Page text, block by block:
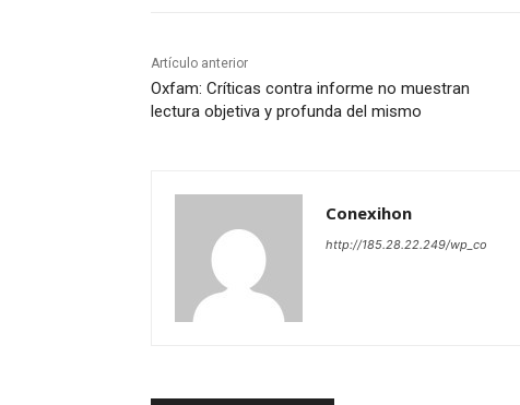
Artículo anterior
Oxfam: Críticas contra informe no muestran
lectura objetiva y profunda del mismo
Conexihon
http://185.28.22.249/wp_co